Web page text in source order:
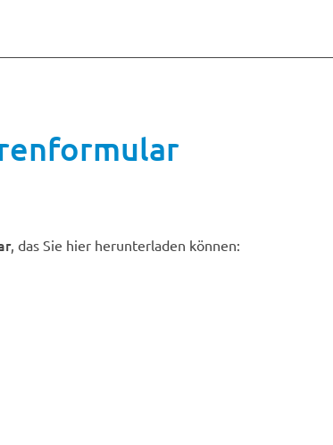
, das Sie hier herunterladen können: